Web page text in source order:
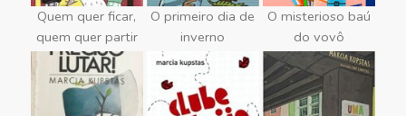
Quem quer ficar,
quem quer partir
O primeiro dia de
inverno
O misterioso baú
do vovô